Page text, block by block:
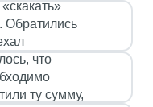
Обратились
что
ту сумму,